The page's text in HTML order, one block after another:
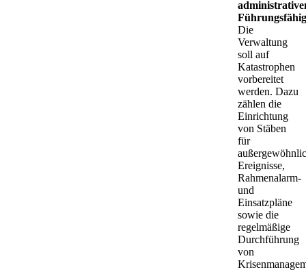
Die
Verwaltung
soll auf
Katastrophen
vorbereitet
werden. Dazu
zählen die
Einrichtung
von Stäben
für
Ereignisse,
Rahmenalarm-
und
Einsatzpläne
sowie die
regelmäßige
Durchführung
von